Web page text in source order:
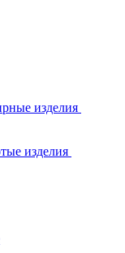
изделия
изделия